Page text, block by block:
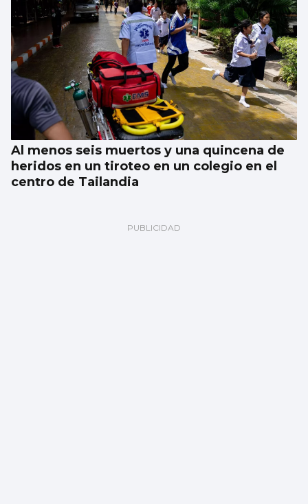
Al menos seis muertos y una quincena de
heridos en un tiroteo en un colegio en el
centro de Tailandia